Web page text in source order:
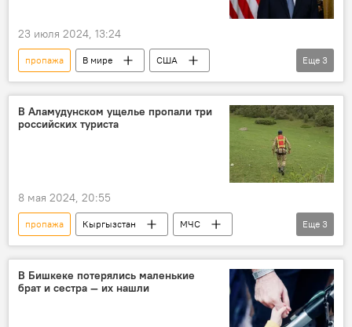
23 июля 2024, 13:24
пропажа В мире
США
Джо Байден
выборы поиски
Еще 3
В Аламудунском ущелье пропали три
российских туриста
8 мая 2024, 20:55
пропажа Кыргызстан
МЧС
туризм
пропавшие Россия
Еще 3
В Бишкеке потерялись маленькие
брат и сестра — их нашли